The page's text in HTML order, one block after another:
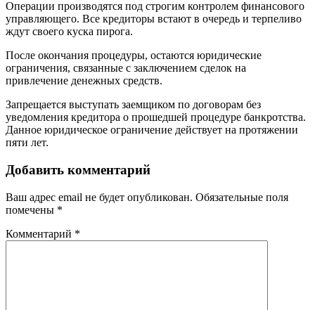
Операции производятся под строгим контролем финансового
управляющего. Все кредиторы встают в очередь и терпеливо
ждут своего куска пирога.
После окончания процедуры, остаются юридические
ограничения, связанные с заключением сделок на
привлечение денежных средств.
Запрещается выступать заемщиком по договорам без
уведомления кредитора о прошедшей процедуре банкротства.
Данное юридическое ограничение действует на протяжении
пяти лет.
Добавить комментарий
Ваш адрес email не будет опубликован. Обязательные поля
помечены *
Комментарий *